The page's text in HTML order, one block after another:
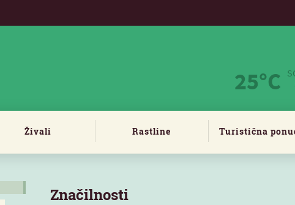
25°C
Živali Rastline Turistična
Značilnosti